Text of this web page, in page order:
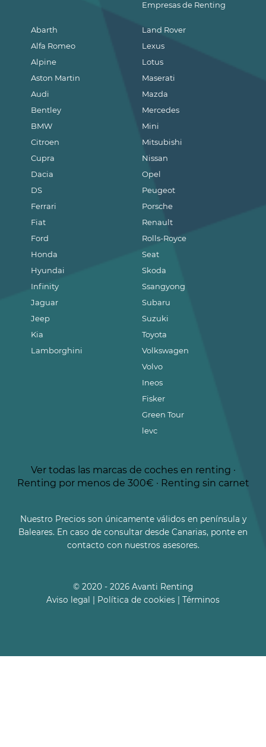
Abarth
Alfa Romeo
Alpine
Aston Martin
Audi
Bentley
BMW
Citroen
Cupra
Dacia
DS
Ferrari
Fiat
Ford
Honda
Hyundai
Infinity
Jaguar
Jeep
Kia
Lamborghini
Land Rover
Lexus
Lotus
Maserati
Mazda
Mercedes
Mini
Mitsubishi
Nissan
Opel
Peugeot
Porsche
Renault
Rolls-Royce
Seat
Skoda
Ssangyong
Subaru
Suzuki
Toyota
Volkswagen
Volvo
Ineos
Fisker
Green Tour
levc
Empresas de Renting
Ver todas las marcas de coches en renting ·
Renting por menos de 300€ · Renting sin carnet
Nuestro Precios son únicamente válidos en península y
Baleares. En caso de consultar desde Canarias, ponte en
contacto con nuestros asesores.
© 2020 - 2026 Avanti Renting
Aviso legal | Política de cookies | Términos